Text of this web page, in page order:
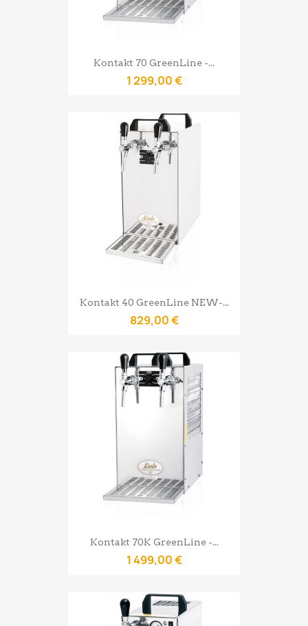
Kontakt 70 GreenLine -...
1 299,00 €
Kontakt 40 GreenLine NEW-...
829,00 €
Kontakt 70K GreenLine -...
1 499,00 €